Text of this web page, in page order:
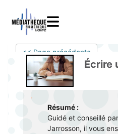
Catalogue
Menu
mobile
LIVRES
E-books
Mangas
Livres audio
PRESSE
AUDIO
Podcasts Radio France
COURS EN LIGNE
Mon
compte
responsive
mobile
Mode d'emploi
Mon compte
J'AI DEJA UN COMPTE
Je me connecte
Je me connecte pour la
<< Page précédente
Écrire
Résumé :
Guidé et conseillé
Jarrosson, il vous